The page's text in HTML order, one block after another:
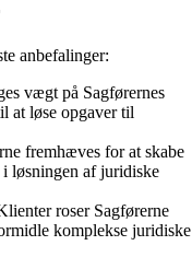
anbefalinger:
vægt på Sagførernes
at løse opgaver til
fremhæves for at skabe
løsningen af juridiske
roser Sagførerne
komplekse juridiske